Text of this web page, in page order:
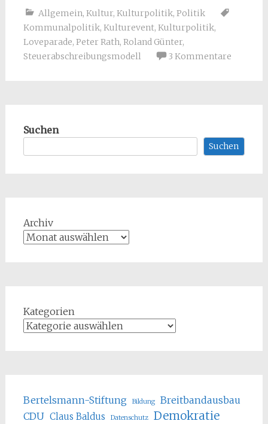
Allgemein, Kultur, Kulturpolitik, Politik
Kommunalpolitik, Kulturevent, Kulturpolitik,
Loveparade, Peter Rath, Roland Günter,
Steuerabschreibungsmodell
3 Kommentare
Suchen
Suchen
Archiv
Kategorien
Bertelsmann-Stiftung Bildung
Breitbandausbau
CDU Claus Baldus Datenschutz Demokratie